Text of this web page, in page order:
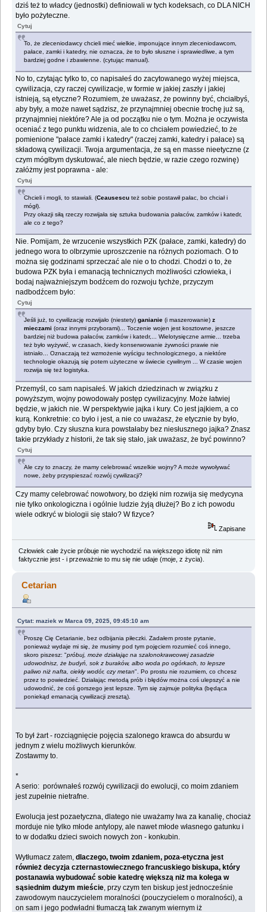
dziś też to władcy (jednostki) definiowali w tych kodeksach, co DLA NICH
było pożyteczne.
Cytuj
To, że zleceniodawcy chcieli mieć wielkie, imponujące innym zleceniodawcom,
pałace, zamki i katedry, nie oznacza, że to było słuszne i sprawiedliwe, a tym
bardziej godne i zbawienne. (cytując manual).
No to, czytając tylko to, co napisałeś do zacytowanego wyżej miejsca,
cywilizacja, czy raczej cywilizacje, w formie w jakiej zaszły i jakiej
istnieją, są etyczne? Rozumiem, że uważasz, że powinny być, chciałbyś,
aby były, a może nawet sądzisz, że przynajmniej obecnie trochę już są,
przynajmniej niektóre? Ale ja od początku nie o tym. Można je oczywista
oceniać z tego punktu widzenia, ale to co chciałem powiedzieć, to że
pomienione "pałace zamki i katedry" (raczej zamki, katedry i pałace) są
składową cywilizacji. Twoja argumentacja, że są en masse nieetyczne (z
czym mógłbym dyskutować, ale niech będzie, w razie czego rozwinę)
załóżmy jest poprawna - ale:
Cytuj
Chcieli i mogli, to stawiali. (Ceausescu też sobie postawił pałac, bo chciał i
mógł).
Przy okazji siłą rzeczy rozwijała się sztuka budowania pałaców, zamków i katedr,
ale co z tego?
Nie. Pomijam, że wrzucenie wszystkich PZK (pałace, zamki, katedry) do
jednego wora to olbrzymie uproszczenie na różnych poziomach. O to
można się godzinami sprzeczać ale nie o to chodzi. Chodzi o to, że
budowa PZK była i emanacją technicznych możliwości człowieka, i
bodaj najważniejszym bodźcem do rozwoju tychże, przyczym
nadbodźcem było:
Cytuj
Jeśli już, to cywilizację rozwijało (niestety)ganianie (i maszerowanie)z
mieczami(oraz innymi przyborami)... Toczenie wojen jest kosztowne, jeszcze
bardziej niż budowa pałaców, zamków i katedr,... Wielotysięczne armie... trzeba
też było wyżywić, w czasach, kiedy konserwowanie żywności prawie nie
istniało... Oznaczają też wzmożenie wyścigu technologicznego, a niektóre
technologie okazują się potem użyteczne w świecie cywilnym ... W czasie wojen
rozwija się też logistyka.
Przemyśl, co sam napisałeś. W jakich dziedzinach w związku z
powyższym, wojny powodowały postęp cywilizacyjny. Może łatwiej
będzie, w jakich nie. W perspektywie jajka i kury. Co jest jajkiem, a co
kurą. Konkretnie: co było i jest, a nie co uważasz, że etycznie by było,
gdyby było. Czy słuszna kura powstałaby bez niesłusznego jajka? Znasz
takie przykłady z historii, że tak się stało, jak uważasz, że być powinno?
Cytuj
Ale czy to znaczy, że mamy celebrować wszelkie wojny? A może wywoływać
nowe, żeby przyspieszać rozwój cywilizacji?
Czy mamy celebrować nowotwory, bo dzięki nim rozwija się medycyna
nie tylko onkologiczna i ogólnie ludzie żyją dłużej? Bo z ich powodu
wiele odkryć w biologii się stało? W fizyce?
Zapisane
Człowiek całe życie próbuje nie wychodzić na większego idiotę niż nim
faktycznie jest - i przeważnie to mu się nie udaje (moje, z życia).
Cetarian
Cytat: maziek w Marca 09, 2025, 09:45:10 am
Proszę Cię Cetarianie, bez odbijania piłeczki. Zadałem proste pytanie,
ponieważ wydaje mi się, że musimy pod tym pojęciem rozumieć coś innego,
skoro piszesz: "próbuj, może działając na szalonokrawcowej zasadzie
udowodnisz, że budyń, sok z buraków, albo woda po ogórkach, to lepsze
paliwo niż nafta, ciekły wodór, czy metan". Po prostu nie rozumiem, co chcesz
przez to powiedzieć. Działając metodą prób i błędów można coś ulepszyć a nie
udowodnić, że coś gorszego jest lepsze. Tym się zajmuje polityka (będąca
poniekąd emanacją cywilizacji zresztą).
To był żart - rozciągnięcie pojęcia szalonego krawca do absurdu w
jednym z wielu możliwych kierunków.
Zostawmy to.
*
A serio: porównałeś rozwój cywilizacji do ewolucji, co moim zdaniem
jest zupełnie nietrafne.
Ewolucja jest pozaetyczna, dlatego nie uważamy lwa za kanalię, chociaż
morduje nie tylko młode antylopy, ale nawet młode własnego gatunku i
to w dodatku dzieci swoich nowych żon - konkubin.
Wytłumacz zatem, dlaczego, twoim zdaniem, poza-etyczna jest
również decyzja czternastowiecznego francuskiego biskupa, który
postanawia wybudować sobie katedrę większą niż ma kolega w
sąsiednim dużym mieście, przy czym ten biskup jest jednocześnie
zawodowym nauczycielem moralności (pouczycielem o moralności), a
on sam i jego podwładni tłumaczą tak zwanym wiernym iż